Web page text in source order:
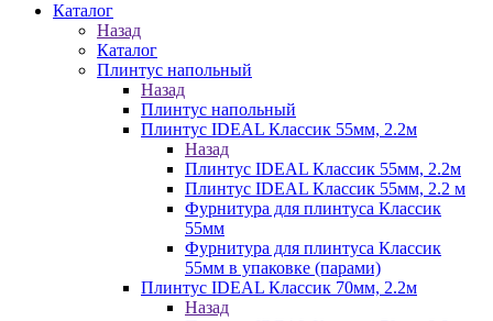
Каталог
Назад
Каталог
Плинтус напольный
Назад
Плинтус напольный
Плинтус IDEAL Классик 55мм, 2.2м
Назад
Плинтус IDEAL Классик 55мм, 2.2м
Плинтус IDEAL Классик 55мм, 2.2 м
Фурнитура для плинтуса Классик
55мм
Фурнитура для плинтуса Классик
55мм в упаковке (парами)
Плинтус IDEAL Классик 70мм, 2.2м
Назад